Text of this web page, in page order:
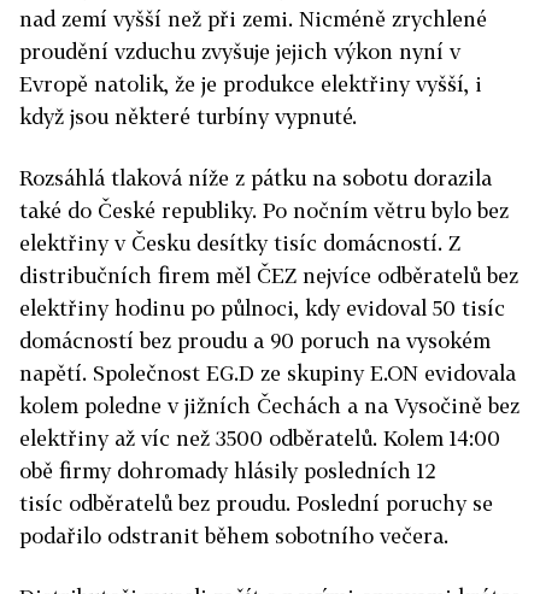
nad zemí vyšší než při zemi. Nicméně zrychlené
proudění vzduchu zvyšuje jejich výkon nyní v
Evropě natolik, že je produkce elektřiny vyšší, i
když jsou některé turbíny vypnuté.
Rozsáhlá tlaková níže z pátku na sobotu dorazila
také do České republiky. Po nočním větru bylo bez
elektřiny v Česku desítky tisíc domácností. Z
distribučních firem měl ČEZ nejvíce odběratelů bez
elektřiny hodinu po půlnoci, kdy evidoval 50 tisíc
domácností bez proudu a 90 poruch na vysokém
napětí. Společnost EG.D ze skupiny E.ON evidovala
kolem poledne v jižních Čechách a na Vysočině bez
elektřiny až víc než 3500 odběratelů. Kolem 14:00
obě firmy dohromady hlásily posledních 12
tisíc odběratelů bez proudu. Poslední poruchy se
podařilo odstranit během sobotního večera.